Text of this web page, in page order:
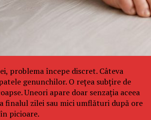
problema începe discret. Câteva
genunchilor. O rețea subțire de
Uneori apare doar senzația aceea
finalul zilei sau mici umflături după ore
picioare.